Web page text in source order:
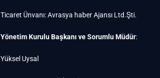
Ticaret Ünvanı: Avrasya haber Ajansı Ltd.Şti.
Yönetim Kurulu Başkanı ve Sorumlu Müdür:
Yüksel Uysal